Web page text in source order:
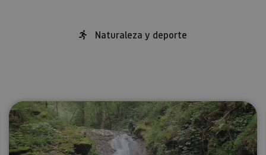
Naturaleza y deporte